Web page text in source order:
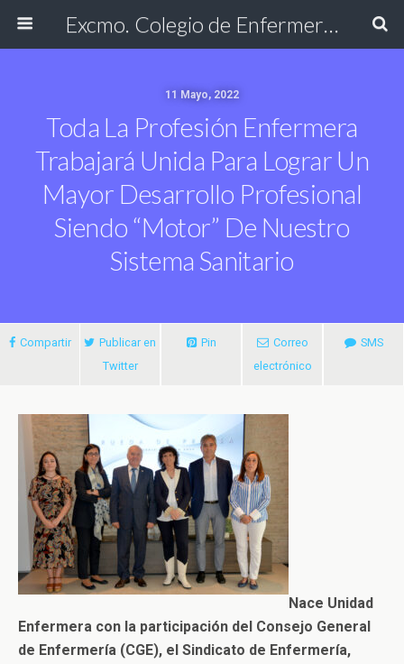
Excmo. Colegio de Enfermería de Cádiz
11 Mayo, 2022
Toda La Profesión Enfermera
Trabajará Unida Para Lograr Un
Mayor Desarrollo Profesional
Siendo “motor” De Nuestro
Sistema Sanitario
Compartir
Publicar en
Twitter
Pin
Correo
electrónico
SMS
Nace Unidad
Enfermera con la participación del Consejo General
de Enfermería (CGE), el Sindicato de Enfermería,